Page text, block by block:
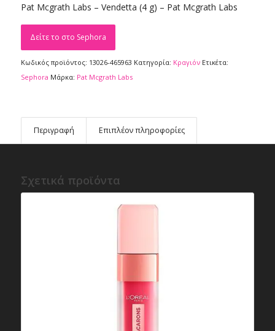
Pat Mcgrath Labs – Vendetta (4 g) – Pat Mcgrath Labs
Δείτε το στο Sephora
Κωδικός προϊόντος: 13026-465963 Κατηγορία: Κραγιόν Ετικέτα:
Sephora Μάρκα: Pat Mcgrath Labs
Περιγραφή Επιπλέον πληροφορίες
Σχετικά προϊόντα